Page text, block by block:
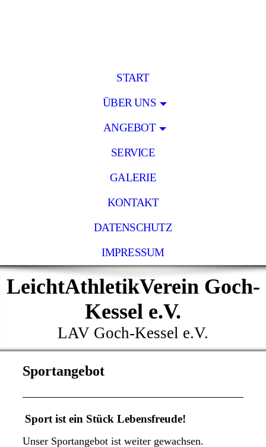
START
ÜBER UNS
ANGEBOT
SERVICE
GALERIE
KONTAKT
DATENSCHUTZ
IMPRESSUM
LeichtAthletikVerein Goch-
Kessel e.V.
LAV Goch-Kessel e.V.
Sportangebot
Sport ist ein Stück Lebensfreude!
Unser Sportangebot ist weiter gewachsen.